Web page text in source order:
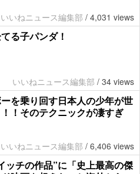
いいねニュース編集部 / 4,031 views
る子パンダ！
いいねニュース編集部 / 34 views
を乗り回す日本人の少年が世
！そのテクニックが凄すぎ
いいねニュース編集部 / 6,406 views
ッチの作品”に「史上最高の傑